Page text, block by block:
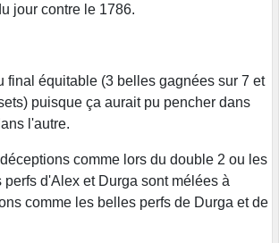
jour contre le 1786.
final équitable (3 belles gagnées sur 7 et
puisque ça aurait pu pencher dans
l'autre.
comme lors du double 2 ou les
perfs d'Alex et Durga sont mélées à
comme les belles perfs de Durga et de